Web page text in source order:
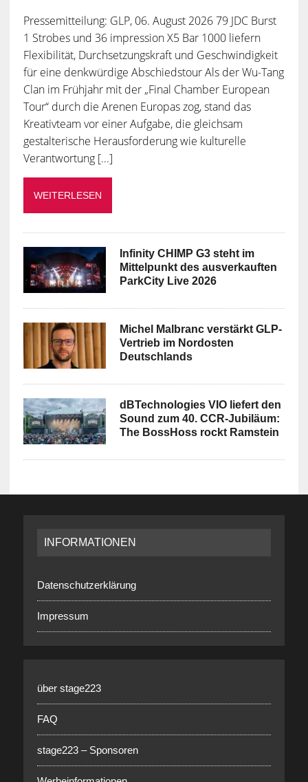
Pressemitteilung: GLP, 06. August 2026 79 JDC Burst
1 Strobes und 36 impression X5 Bar 1000 liefern
Flexibilität, Durchsetzungskraft und Geschwindigkeit
für eine denkwürdige Abschiedstour Als der Wu-Tang
Clan im Frühjahr mit der „Final Chamber European
Tour“ durch die Arenen Europas zog, stand das
Kreativteam vor einer Aufgabe, die gleichsam
gestalterische Herausforderung wie kulturelle
Verantwortung [...]
WEITERLESEN
Infinity CHIMP G3 steht im
Mittelpunkt des ausverkauften
ParkCity Live 2026
Michel Malbranc verstärkt GLP-
Vertrieb im Nordosten
Deutschlands
dBTechnologies VIO liefert den
Sound zum 40. CCR-Jubiläum:
The BossHoss rockt Ramstein
INFORMATIONEN
Datenschutzerklärung
Impressum
über stage223
FAQ
stage223 – Sponsoren